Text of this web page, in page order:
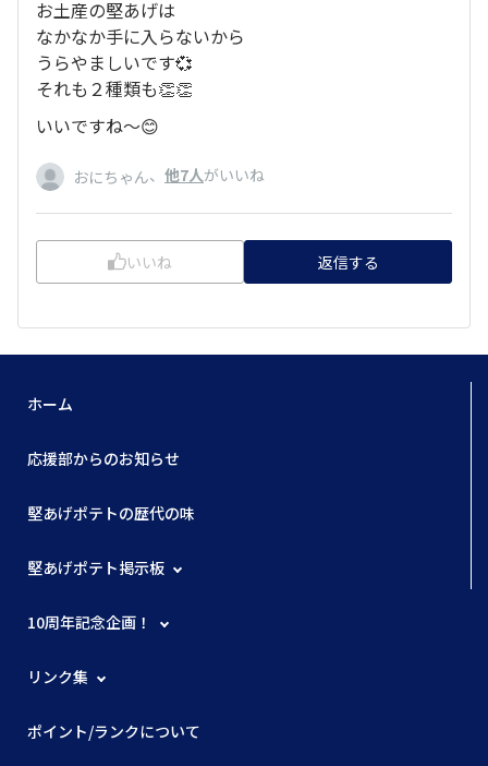
お土産の堅あげは
なかなか手に入らないから
うらやましいです💞
それも２種類も👏👏
いいですね〜😊
おにちゃん、 他7人がいいね
いいね 返信する
ホーム
応援部からのお知らせ
堅あげポテトの歴代の味
堅あげポテト掲示板
10周年記念企画！
リンク集
ポイント/ランクについて